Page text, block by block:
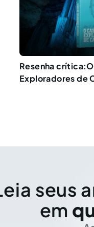
Resenha
Exploradores de
seus
em